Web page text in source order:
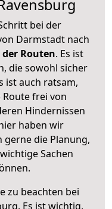
bei der
Darmstadt nach
Routen. Es ist
die sowohl sicher
ist auch ratsam,
frei von
Hindernissen
haben wir
gerne die Planung,
Sachen
zu beachten bei
Es ist wichtig,